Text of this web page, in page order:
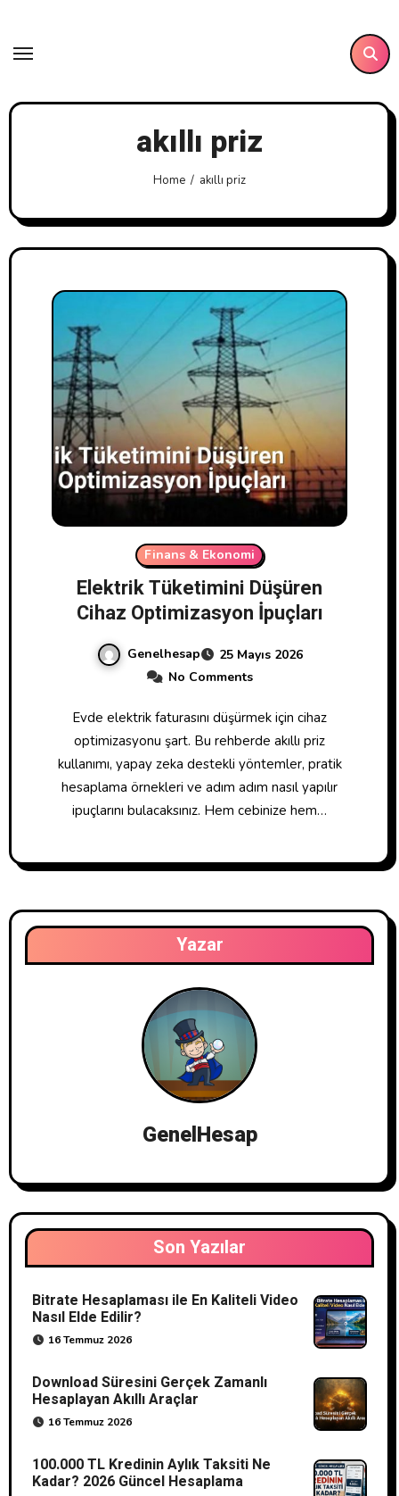
content
akıllı priz
Home akıllı priz
Finans & Ekonomi
Elektrik Tüketimini Düşüren
Cihaz Optimizasyon İpuçları
Genelhesap
25 Mayıs 2026
No Comments
Evde elektrik faturasını düşürmek için cihaz
optimizasyonu şart. Bu rehberde akıllı priz
kullanımı, yapay zeka destekli yöntemler, pratik
hesaplama örnekleri ve adım adım nasıl yapılır
ipuçlarını bulacaksınız. Hem cebinize hem…
Yazar
GenelHesap
Son Yazılar
Bitrate Hesaplaması ile En Kaliteli Video
Nasıl Elde Edilir?
16 Temmuz 2026
Download Süresini Gerçek Zamanlı
Hesaplayan Akıllı Araçlar
16 Temmuz 2026
100.000 TL Kredinin Aylık Taksiti Ne
Kadar? 2026 Güncel Hesaplama